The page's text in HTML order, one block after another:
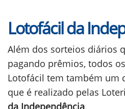
Lotofácil da
Além dos sorteios diários
pagando prêmios, todos
Lotofácil tem também um
que é realizado pelas
da Independência.